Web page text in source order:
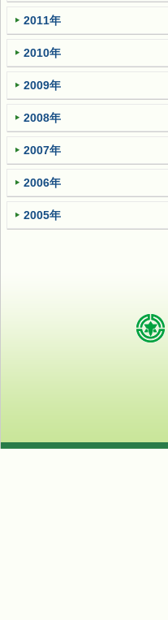
2011年
2010年
2009年
2008年
2007年
2006年
2005年